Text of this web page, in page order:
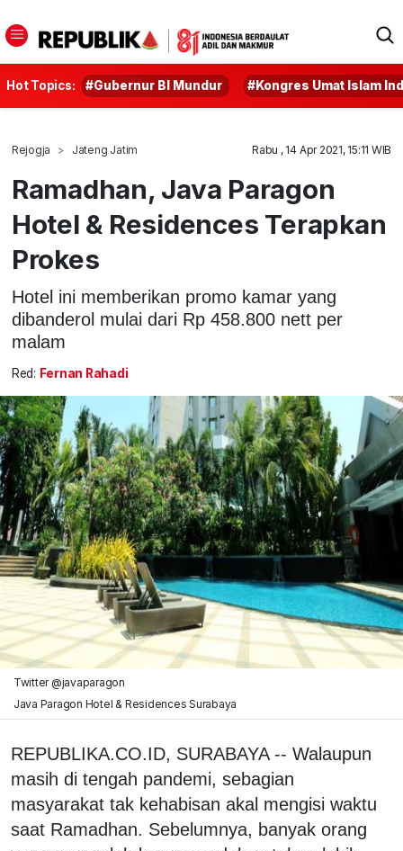
Hot Topics: #Gubernur BI Mundur #Kongres Umat Islam
Rejogja Jateng Jatim Rabu , 14 Apr 2021, 15:11 WIB
Ramadhan, Java Paragon
Hotel & Residences Terapkan
Prokes
Hotel ini memberikan promo kamar yang
dibanderol mulai dari Rp 458.800 nett per
malam
Red: Fernan Rahadi
Twitter @javaparagon
Java Paragon Hotel & Residences Surabaya
REPUBLIKA.CO.ID, SURABAYA -- Walaupun
masih di tengah pandemi, sebagian
masyarakat tak kehabisan akal mengisi waktu
saat Ramadhan. Sebelumnya, banyak orang